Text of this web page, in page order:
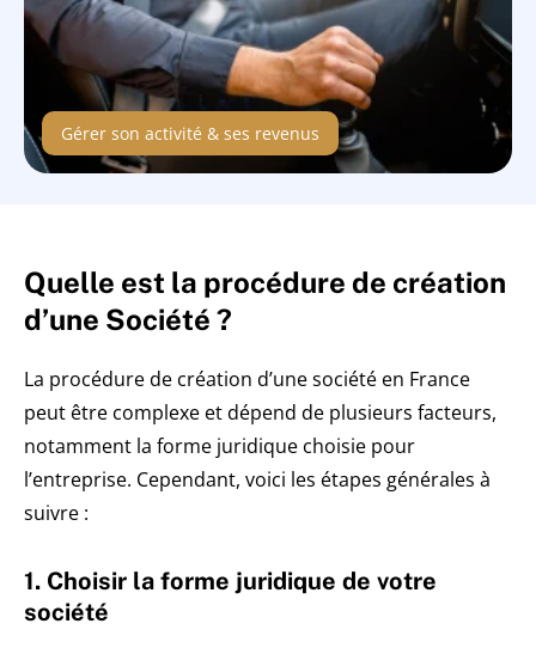
Gérer son activité & ses revenus
Quelle est la procédure de création
d’une Société ?
La procédure de création d’une société en France
peut être complexe et dépend de plusieurs facteurs,
notamment la forme juridique choisie pour
l’entreprise. Cependant, voici les étapes générales à
suivre :
1. Choisir la forme juridique de votre
société